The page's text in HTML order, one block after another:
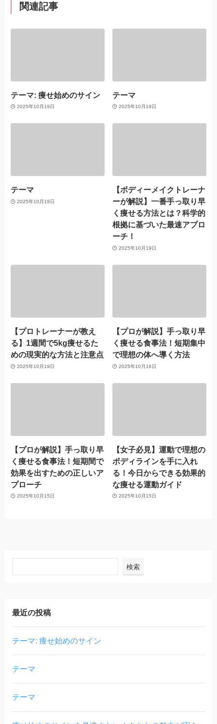
関連記事
テーマ: 痩せ始めのサイン
2025年10月19日
テーマ
2025年10月19日
テーマ
2025年10月19日
【ボディーメイクトレーナ
ーが解説】一番手っ取り早
く痩せる方法とは？科学的
根拠に基づいた最速アプロ
ーチ！
2025年10月19日
【プロトレーナーが教え
る】1週間で5kg痩せるた
めの現実的な方法と注意点
2025年10月19日
【プロが解説】手っ取り早
く痩せる食事法！短期集中
で理想の体へ導く方法
2025年10月16日
【プロが解説】手っ取り早
く痩せる食事法！短期間で
効果を出すための正しいア
プローチ
2025年10月15日
【女子必見】運動で理想の
ボディラインを手に入れ
る！今日からできる効果的
な痩せる運動ガイド
2025年10月15日
検索
最近の投稿
テーマ: 痩せ始めのサイン
テーマ
テーマ